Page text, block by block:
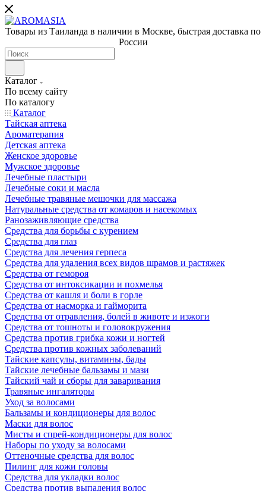
Товары из Таиланда в наличии в Москве, быстрая доставка по
России
Каталог
По всему сайту
По каталогу
Каталог
Тайская аптека
Ароматерапия
Детская аптека
Женское здоровье
Мужское здоровье
Лечебные пластыри
Лечебные соки и масла
Лечебные травяные мешочки для массажа
Натуральные средства от комаров и насекомых
Ранозаживляющие средства
Средства для борьбы с курением
Средства для глаз
Средства для лечения герпеса
Средства для удаления всех видов шрамов и растяжек
Средства от гемороя
Средства от интоксикации и похмелья
Средства от кашля и боли в горле
Средства от насморка и гайморита
Средства от отравления, болей в животе и изжоги
Средства от тошноты и головокружения
Средства против грибка кожи и ногтей
Средства против кожных заболеваний
Тайские капсулы, витамины, бады
Тайские лечебные бальзамы и мази
Тайский чай и сборы для заваривания
Травяные ингаляторы
Уход за волосами
Бальзамы и кондиционеры для волос
Маски для волос
Мисты и спрей-кондиционеры для волос
Наборы по уходу за волосами
Оттеночные средства для волос
Пилинг для кожи головы
Средства для укладки волос
Средства против выпадения волос